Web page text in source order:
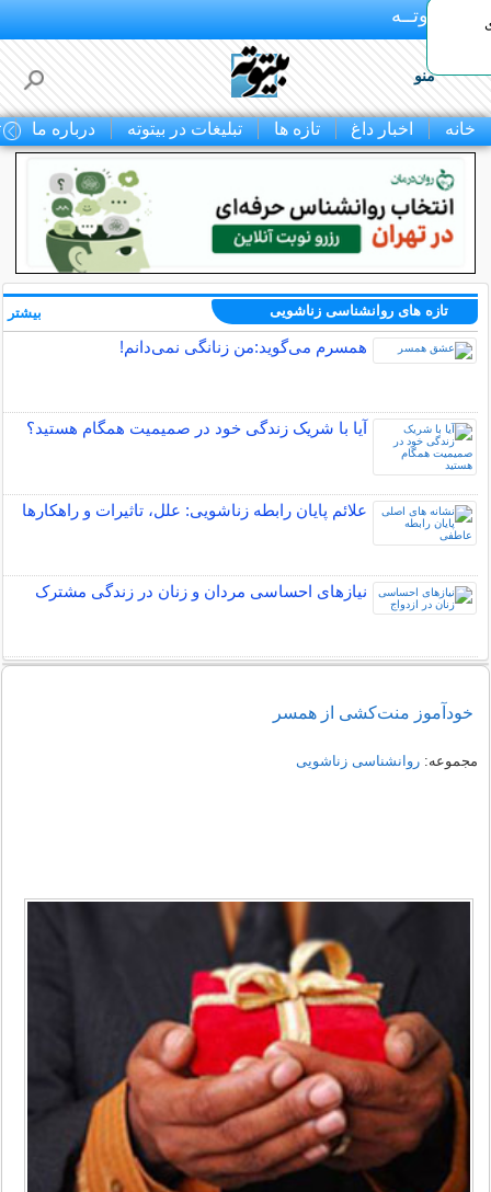
بـیتوتــه
منو
خانه اخبار داغ تازه ها تبلیغات در بیتوته درباره ما
تازه های روانشناسی زناشویی
همسرم می‌گوید:من زنانگی نمی‌دانم!
آیا با شریک زندگی خود در صمیمیت همگام هستید؟
علائم پایان رابطه زناشویی: علل، تاثیرات و راهکارها
نیازهای احساسی مردان و زنان در زندگی مشترک
بیشتر
خودآموز منت‌کشی از همسر
مجموعه:روانشناسی زناشویی